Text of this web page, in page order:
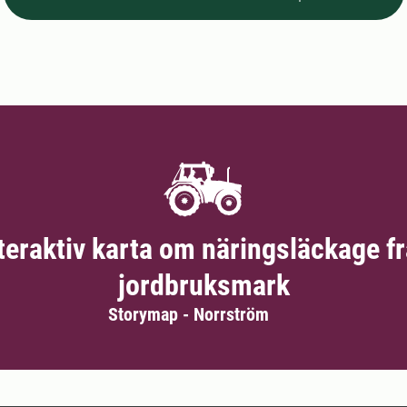
karta om näringsläckage
jordbruksmark
Storymap - Norrström